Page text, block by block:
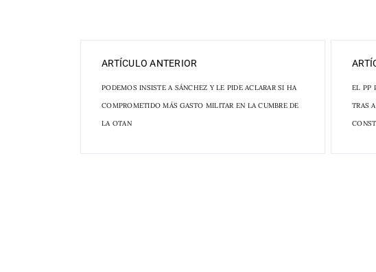
ARTÍCULO ANTERIOR
PODEMOS INSISTE A SÁNCHEZ Y LE PIDE ACLARAR SI HA
COMPROMETIDO MÁS GASTO MILITAR EN LA CUMBRE DE
LA OTAN
EL PP
TRAS